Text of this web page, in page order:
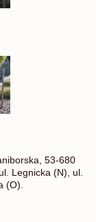
53-680
Legnicka (N), ul.
(O).